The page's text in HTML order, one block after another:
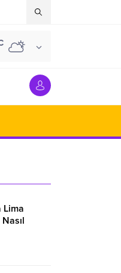
Lima